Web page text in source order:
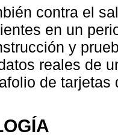
contra el
en un
y
reales de
de tarjetas